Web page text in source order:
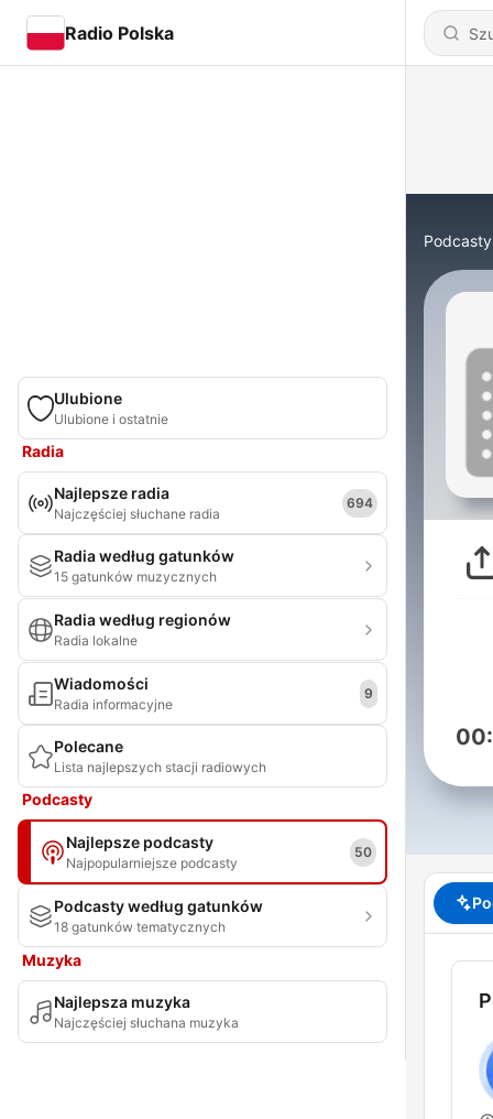
Radio Polska
Ulubione
Ulubione i ostatnie
Radia
Najlepsze radia
Najczęściej słuchane radia
694
Radia według gatunków
15 gatunków muzycznych
Radia według regionów
Radia lokalne
Wiadomości
Radia informacyjne
9
Polecane
Lista najlepszych stacji radiowych
Podcasty
Najlepsze podcasty
Najpopularniejsze podcasty
50
Podcasty według gatunków
18 gatunków tematycznych
Muzyka
Najlepsza muzyka
Najczęściej słuchana muzyka
Podcasty